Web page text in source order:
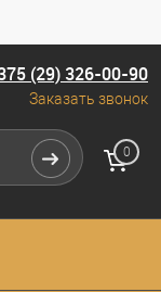
(29) 326-00-90
Заказать звонок
0